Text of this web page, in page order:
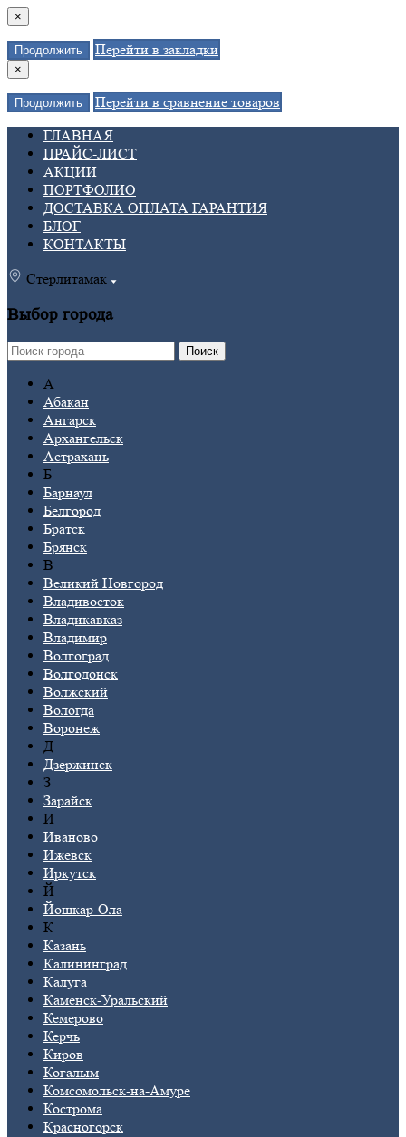
×
Продолжить Перейти в закладки
×
Продолжить
Перейти в сравнение товаров
ГЛАВНАЯ
ПРАЙС-ЛИСТ
АКЦИИ
ПОРТФОЛИО
ДОСТАВКА ОПЛАТА ГАРАНТИЯ
БЛОГ
КОНТАКТЫ
Стерлитамак
Выбор города
Поиск
А
Абакан
Ангарск
Архангельск
Астрахань
Б
Барнаул
Белгород
Братск
Брянск
В
Великий Новгород
Владивосток
Владикавказ
Владимир
Волгоград
Волгодонск
Волжский
Вологда
Воронеж
Д
Дзержинск
З
Зарайск
И
Иваново
Ижевск
Иркутск
Й
Йошкар-Ола
К
Казань
Калининград
Калуга
Каменск-Уральский
Кемерово
Керчь
Киров
Когалым
Комсомольск-на-Амуре
Кострома
Красногорск